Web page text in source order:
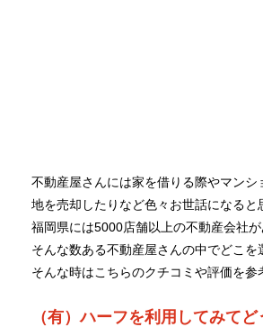
不動産屋さんには家を借りる際やマンシ
地を売却したりなど色々お世話になると
福岡県には5000店舗以上の不動産会社が
そんな数ある不動産屋さんの中でどこを
そんな時はこちらのクチコミや評価を参
（有）ハーフを利用してみてど